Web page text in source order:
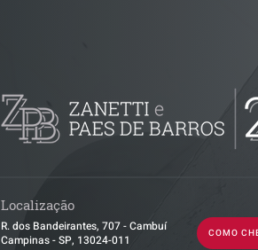
Resoluções nº 6.077 e nº
6.078/2026 Atualizações -
Relevantes para o Setor
Localização
R. dos Bandeirantes, 707 - Cambuí
Campinas - SP, 13024-011
COMO